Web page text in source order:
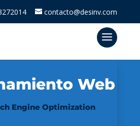
contacto@desinv.com
Web
Engine Optimization